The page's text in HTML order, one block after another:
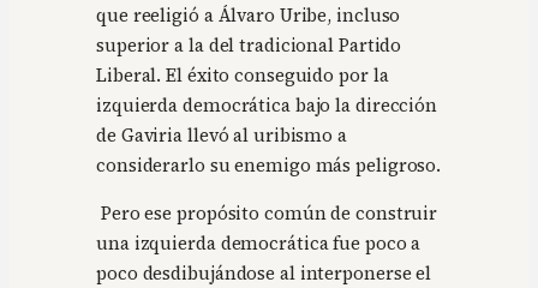
que reeligió a Álvaro Uribe, incluso
superior a la del tradicional Partido
Liberal. El éxito conseguido por la
izquierda democrática bajo la dirección
de Gaviria llevó al uribismo a
considerarlo su enemigo más peligroso.
Pero ese propósito común de construir
una izquierda democrática fue poco a
poco desdibujándose al interponerse el